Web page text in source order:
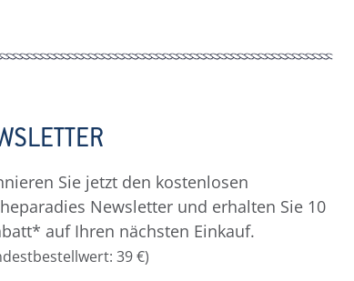
Sie jetzt den kostenlosen
Newsletter und erhalten Sie 10
auf Ihren nächsten Einkauf.
39 €)